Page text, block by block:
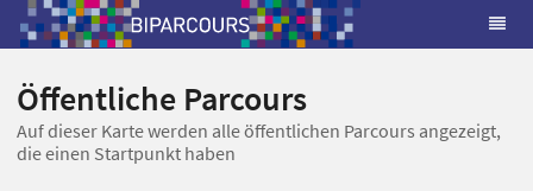
Öffentliche Parcours
Auf dieser Karte werden alle öffentlichen Parcours angezeigt,
die einen Startpunkt haben